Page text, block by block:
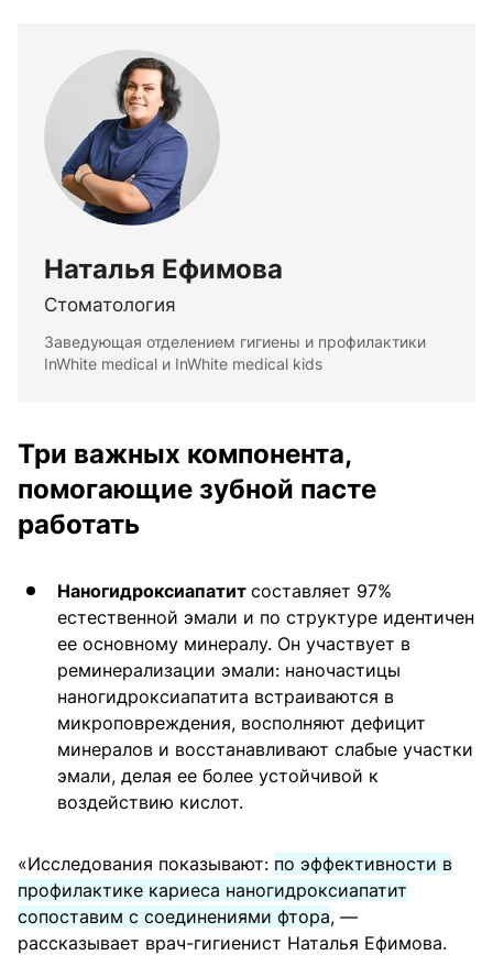
Наталья Ефимова
Стоматология
Заведующая отделением гигиены и профилактики
InWhite medical и InWhite medical kids
Три важных компонента,
помогающие зубной пасте
работать
Наногидроксиапатит составляет 97%
естественной эмали и по структуре идентичен
ее основному минералу. Он участвует в
реминерализации эмали: наночастицы
наногидроксиапатита встраиваются в
микроповреждения, восполняют дефицит
минералов и восстанавливают слабые участки
эмали, делая ее более устойчивой к
воздействию кислот.
«Исследования показывают: по эффективности в
профилактике кариеса наногидроксиапатит
сопоставим с соединениями фтора, —
рассказывает врач-гигиенист Наталья Ефимова.